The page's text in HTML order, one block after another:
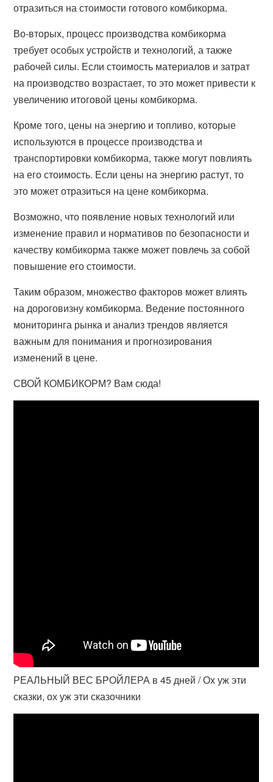
отразиться на стоимости готового комбикорма.
Во-вторых, процесс производства комбикорма
требует особых устройств и технологий, а также
рабочей силы. Если стоимость материалов и затрат
на производство возрастает, то это может привести к
увеличению итоговой цены комбикорма.
Кроме того, цены на энергию и топливо, которые
используются в процессе производства и
транспортировки комбикорма, также могут повлиять
на его стоимость. Если цены на энергию растут, то
это может отразиться на цене комбикорма.
Возможно, что появление новых технологий или
изменение правил и нормативов по безопасности и
качеству комбикорма также может повлечь за собой
повышение его стоимости.
Таким образом, множество факторов может влиять
на дороговизну комбикорма. Ведение постоянного
мониторинга рынка и анализ трендов является
важным для понимания и прогнозирования
изменений в цене.
СВОЙ КОМБИКОРМ? Вам сюда!
РЕАЛЬНЫЙ ВЕС БРОЙЛЕРА в 45 дней / Ох уж эти
сказки, ох уж эти сказочники